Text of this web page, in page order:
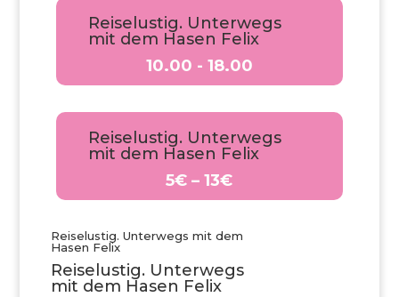
Reiselustig. Unterwegs
mit dem Hasen Felix
10.00 - 18.00
Reiselustig. Unterwegs
mit dem Hasen Felix
5€ – 13€
Reiselustig. Unterwegs mit dem
Hasen Felix
Reiselustig. Unterwegs
mit dem Hasen Felix